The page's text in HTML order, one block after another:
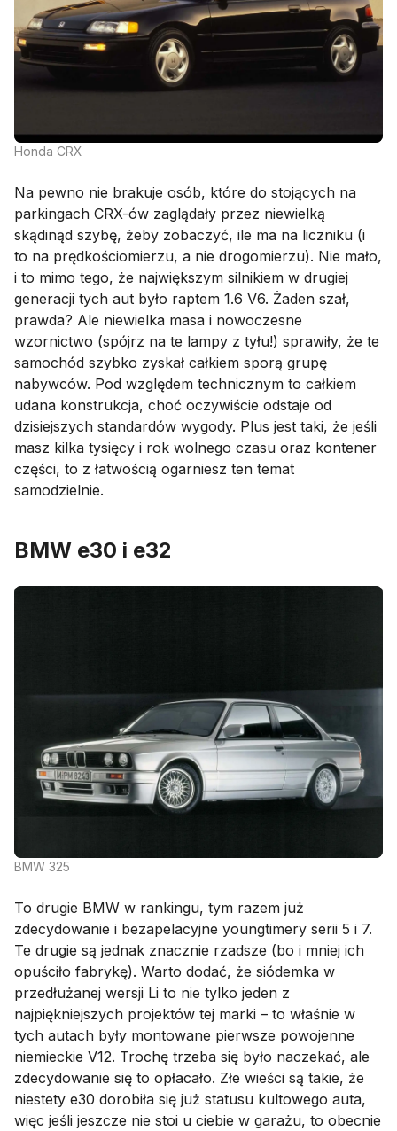
Honda CRX
Na pewno nie brakuje osób, które do stojących na
parkingach CRX-ów zaglądały przez niewielką
skądinąd szybę, żeby zobaczyć, ile ma na liczniku (i
to na prędkościomierzu, a nie drogomierzu). Nie mało,
i to mimo tego, że największym silnikiem w drugiej
generacji tych aut było raptem 1.6 V6. Żaden szał,
prawda? Ale niewielka masa i nowoczesne
wzornictwo (spójrz na te lampy z tyłu!) sprawiły, że te
samochód szybko zyskał całkiem sporą grupę
nabywców. Pod względem technicznym to całkiem
udana konstrukcja, choć oczywiście odstaje od
dzisiejszych standardów wygody. Plus jest taki, że jeśli
masz kilka tysięcy i rok wolnego czasu oraz kontener
części, to z łatwością ogarniesz ten temat
samodzielnie.
BMW e30 i e32
BMW 325
To drugie BMW w rankingu, tym razem już
zdecydowanie i bezapelacyjne youngtimery serii 5 i 7.
Te drugie są jednak znacznie rzadsze (bo i mniej ich
opuściło fabrykę). Warto dodać, że siódemka w
przedłużanej wersji Li to nie tylko jeden z
najpiękniejszych projektów tej marki – to właśnie w
tych autach były montowane pierwsze powojenne
niemieckie V12. Trochę trzeba się było naczekać, ale
zdecydowanie się to opłacało. Złe wieści są takie, że
niestety e30 dorobiła się już statusu kultowego auta,
więc jeśli jeszcze nie stoi u ciebie w garażu, to obecnie